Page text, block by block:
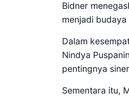
Bidner
menjadi
Dalam
Nindya
pentingnya
Sementara itu,